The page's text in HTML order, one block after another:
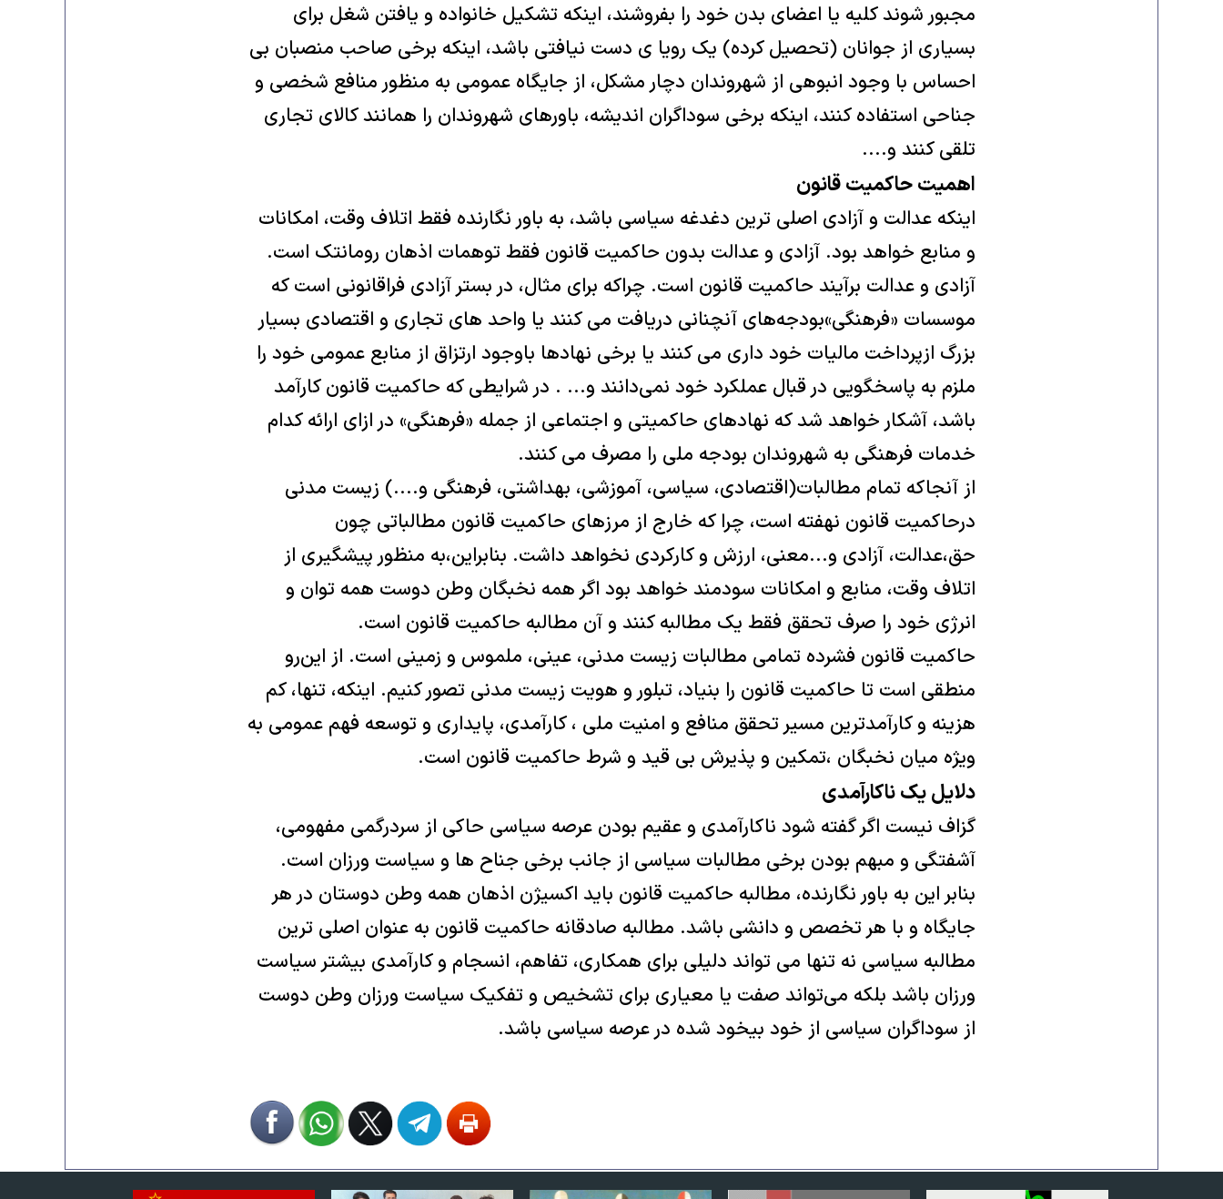
مجبور شوند کلیه یا اعضای بدن خود را بفروشند، اینکه تشکیل خانواده و یافتن شغل برای
بسیاری از جوانان (تحصیل کرده) یک رویا ی دست نیافتی باشد، اینکه برخی صاحب منصبان بی
احساس با وجود انبوهی از شهروندان دچار مشکل، از جایگاه عمومی به منظور منافع شخصی و
جناحی استفاده کنند، اینکه برخی سوداگران اندیشه، باورهای شهروندان را همانند کالای تجاری
تلقی کنند و....
اهمیت حاکمیت قانون
اینکه عدالت و آزادی اصلی ترین دغدغه سیاسی باشد، به باور نگارنده فقط اتلاف وقت، امکانات
و منابع خواهد بود. آزادی و عدالت بدون حاکمیت قانون فقط توهمات اذهان رومانتک است.
آزادی و عدالت برآیند حاکمیت قانون است. چراکه برای مثال، در بستر آزادی فراقانونی است که
موسسات «فرهنگی»بودجه‌های آنچنانی دریافت می کنند یا واحد های تجاری و اقتصادی بسیار
بزرگ ازپرداخت مالیات خود داری می کنند یا برخی نهادها باوجود ارتزاق از منابع عمومی خود را
ملزم به پاسخگویی در قبال عملکرد خود نمی‌دانند و... . در شرایطی که حاکمیت قانون کارآمد
باشد، آشکار خواهد شد که نهادهای حاکمیتی و اجتماعی از جمله «فرهنگی» در ازای ارائه کدام
خدمات فرهنگی به شهروندان بودجه ملی را مصرف می کنند.
از آنجاکه تمام مطالبات(اقتصادی، سیاسی، آموزشی، بهداشتی، فرهنگی و....) زیست مدنی
درحاکمیت قانون نهفته است، چرا که خارج از مرزهای حاکمیت قانون مطالباتی چون
حق،عدالت، آزادی و...معنی، ارزش و کارکردی نخواهد داشت. بنابراین،به منظور پیشگیری از
اتلاف وقت، منابع و امکانات سودمند خواهد بود اگر همه نخبگان وطن دوست همه توان و
انرژی خود را صرف تحقق فقط یک مطالبه کنند و آن مطالبه حاکمیت قانون است.
حاکمیت قانون فشرده تمامی مطالبات زیست مدنی، عینی، ملموس و زمینی است. از این‌رو
منطقی است تا حاکمیت قانون را بنیاد، تبلور و هویت زیست مدنی تصور کنیم. اینکه، تنها، کم
هزینه و کارآمدترین مسیر تحقق منافع و امنیت ملی ، کارآمدی، پایداری و توسعه فهم عمومی به
ویژه میان نخبگان ،تمکین و پذیرش بی قید و شرط حاکمیت قانون است.
دلایل یک ناکارآمدی
گزاف نیست اگر گفته شود ناکارآمدی و عقیم بودن عرصه سیاسی حاکی از سردرگمی مفهومی،
آشفتگی و مبهم بودن برخی مطالبات سیاسی از جانب برخی جناح ها و سیاست ورزان است.
بنابر این به باور نگارنده، مطالبه حاکمیت قانون باید اکسیژن اذهان همه وطن دوستان در هر
جایگاه و با هر تخصص و دانشی باشد. مطالبه صادقانه حاکمیت قانون به عنوان اصلی ترین
مطالبه سیاسی نه تنها می تواند دلیلی برای همکاری، تفاهم، انسجام و کارآمدی بیشتر سیاست
ورزان باشد بلکه می‌تواند صفت یا معیاری برای تشخیص و تفکیک سیاست ورزان وطن دوست
از سوداگران سیاسی از خود بیخود شده در عرصه سیاسی باشد.